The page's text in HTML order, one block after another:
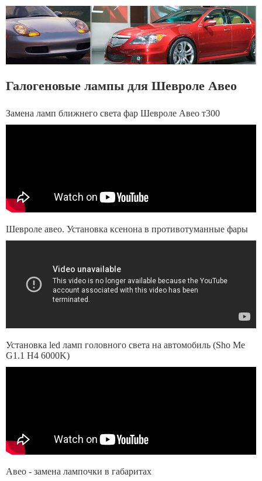
Галогеновые лампы для Шевроле Авео
Замена ламп ближнего света фар Шевроле Авео т300
Шевроле авео. Установка ксенона в противотуманные фары
Установка led ламп головного света на автомобиль (Sho Me
G1.1 H4 6000K)
Авео - замена лампочки в габаритах